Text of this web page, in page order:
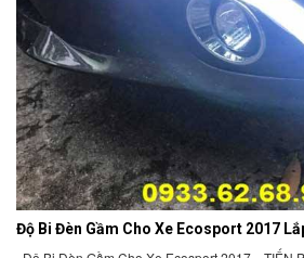
Độ Bi Đèn Gầm Cho Xe Ecosport 2017